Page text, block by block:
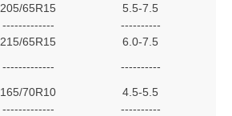
205/65R15
5.5-7.5
-------------
----------
215/65R15
6.0-7.5
-------------
----------
165/70R10
4.5-5.5
-------------
----------